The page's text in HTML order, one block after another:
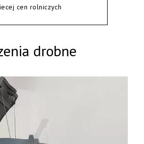
cen rolniczych
drobne